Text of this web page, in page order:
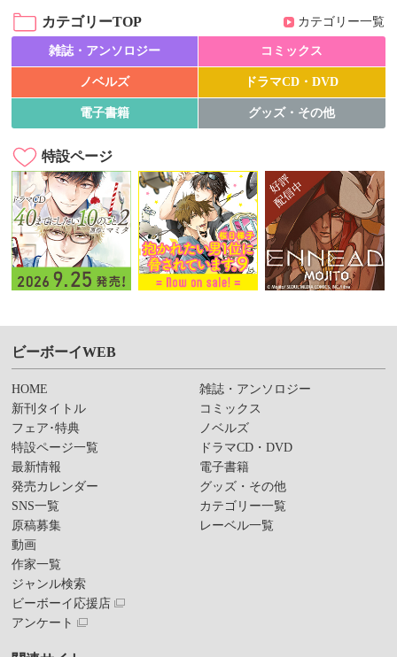
カテゴリーTOP カテゴリー一覧
雑誌・アンソロジー コミックス
ノベルズ ドラマCD・DVD
電子書籍 グッズ・その他
特設ページ
ビーボーイWEB
HOME
新刊タイトル
フェア･特典
特設ページ一覧
最新情報
発売カレンダー
SNS一覧
原稿募集
動画
作家一覧
ジャンル検索
ビーボーイ応援店
アンケート
雑誌・アンソロジー
コミックス
ノベルズ
ドラマCD・DVD
電子書籍
グッズ・その他
カテゴリー一覧
レーベル一覧